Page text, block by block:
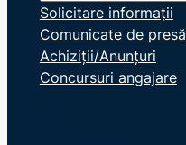
e
a
r
c
Solicitare informații
Comunicate de presă
Achiziții/Anunțuri
Concursuri angajare